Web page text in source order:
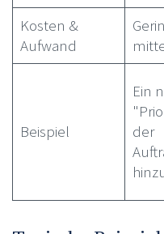
Kosten &
Aufwand
Beispiel
Ein
der